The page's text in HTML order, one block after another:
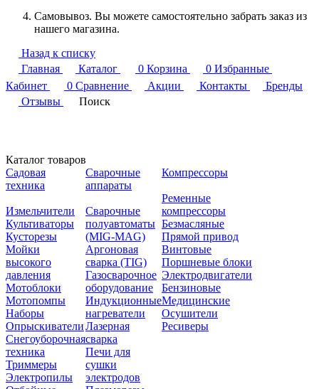
Самовывоз. Вы можете самостоятельно забрать заказ из
нашего магазина.
Назад к списку
Главная
Каталог 0 Корзина 0 Избранные
Кабинет
0 Сравнение Акции Контакты
Бренды
Отзывы
Поиск
Каталог товаров
Садовая
техника
Измельчители
Культиваторы
Кусторезы
Мойки
высокого
давления
Мотоблоки
Мотопомпы
Наборы
Опрыскиватели
Снегоуборочная
техника
Триммеры
Электропилы
Сварочные
аппараты
Сварочные
полуавтоматы
(MIG-MAG)
Аргоновая
сварка (TIG)
Газосварочное
оборудование
Индукционные
нагреватели
Лазерная
сварка
Печи для
сушки
электродов
Компрессоры
Ременные
компрессоры
Безмасляные
Прямой привод
Винтовые
Поршневые блоки
Электродвигатели
Бензиновые
Медицинские
Осушители
Ресиверы